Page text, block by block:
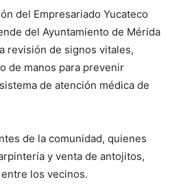
del Empresariado Yucateco
del Ayuntamiento de Mérida
revisión de signos vitales,
de manos para prevenir
de atención médica de
de la comunidad, quienes
y venta de antojitos,
los vecinos.